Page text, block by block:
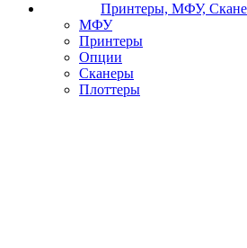
Принтеры, МФУ,
МФУ
Принтеры
Опции
Сканеры
Плоттеры